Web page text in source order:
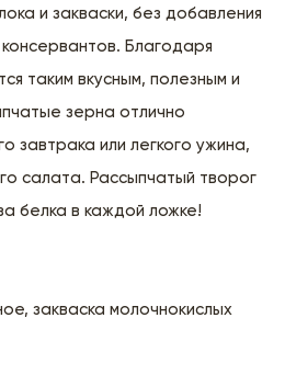
и закваски, без добавления
Благодаря
таким вкусным, полезным и
зерна отлично
завтрака или легкого ужина,
салата. Рассыпчатый творог
белка в каждой ложке!
закваска молочнокислых